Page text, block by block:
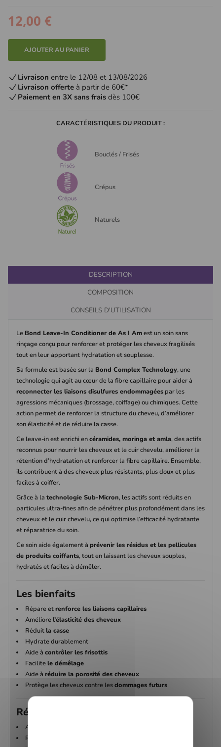
12,00 €
AJOUTER AU PANIER
Livraison entre le 12/08 et 13/08/2026
Livraison offerte à partir de 60€*
Paiement en 3X sans frais dès 100€
CARACTÉRISTIQUES DU PRODUIT :
Bouclés / Frisés
Crépus
Naturels
DESCRIPTION
COMPOSITION
CONSEILS D'UTILISATION
Le Bond Leave-In Conditioner de As I Amest un soin sans
rinçage conçu pour renforcer et protéger les cheveux fragilisés
tout en leur apportant hydratation et souplesse.
Sa formule est basée sur la Bond Complex Technology, une
technologie qui agit au cœur de la fibre capillaire pour aider à
reconnecter les liaisons disulfures endommagées par les
agressions mécaniques (brossage, coiffage) ou chimiques. Cette
action permet de renforcer la structure du cheveu, d’améliorer
son élasticité et de réduire la casse.
Ce leave-in est enrichi encéramides, moringa et amla, des actifs
reconnus pour nourrir les cheveux et le cuir chevelu, améliorer la
rétention d’hydratation et renforcer la fibre capillaire. Ensemble,
ils contribuent à des cheveux plus résistants, plus doux et plus
faciles à coiffer.
Grâce à la technologie Sub-Micron, les actifs sont réduits en
particules ultra-fines afin de pénétrer plus profondément dans les
cheveux et le cuir chevelu, ce qui optimise l’efficacité hydratante
et réparatrice du soin.
Ce soin aide également à prévenir les résidus et les pellicules
de produits coiffants, tout en laissant les cheveux souples,
hydratés et faciles à démêler.
Les bienfaits
Répare etrenforce les liaisons capillaires
Améliorel’élasticité des cheveux
Réduitla casse
Hydrate durablement
Aide à contrôler les frisottis
Facilitele démêlage
Aide à réduire la porosité des cheveux
Protège les cheveux contre lesdommages futurs
Résultats observés
Améliore les cheveux abîmés de
Renforce les cheveux de